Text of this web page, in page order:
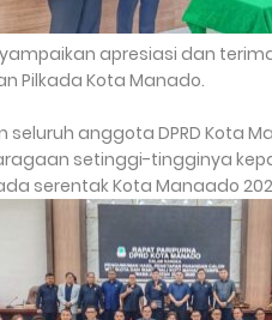
apresiasi dan
Pilkada Kota Manado.
anggota DPRD Kota
setinggi-tingginya
serentak Kota Manaado